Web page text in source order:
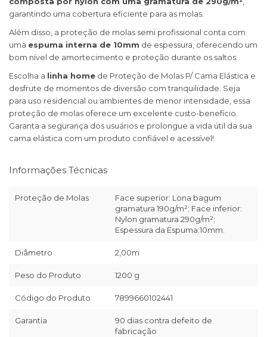
garantindo uma cobertura eficiente para as molas.
Além disso, a proteção de molas semi profissional conta com
uma espuma interna de 10mm de espessura, oferecendo um
bom nível de amortecimento e proteção durante os saltos.
Escolha a linha home de Proteção de Molas P/ Cama Elástica e
desfrute de momentos de diversão com tranquilidade. Seja
para uso residencial ou ambientes de menor intensidade, essa
proteção de molas oferece um excelente custo-benefício.
Garanta a segurança dos usuários e prolongue a vida útil da sua
cama elástica com um produto confiável e acessível!
Informações Técnicas
Proteção de Molas
Face superior: Lona bagum
gramatura 190g/m²; Face inferior:
Nylon gramatura 290g/m²;
Espessura da Espuma:10mm.
Diâmetro 2,00m
Peso do Produto 1200 g
Código do Produto 7899660102441
Garantia
90 dias contra defeito de
fabricação